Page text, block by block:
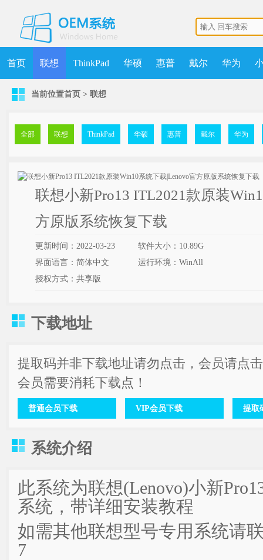
首页 联想 ThinkPad 华硕 惠普 戴尔 华为
机械师 MSDN 清华同方
当前位置首页 > 联想
全部 联想 ThinkPad 华硕 惠普 戴尔 华为
联想小新Pro13 ITL2021款原装
方原版系统恢复下载
更新时间：2022-03-23
软件大小：10.89G
界面语言：简体中文
运行环境：WinAll
授权方式：共享版
下载地址
提取码并非下载地址请勿点击，会员请点
会员需要消耗下载点！
普通会员下载 VIP会员下载 提取
系统介绍
此系统为联想(Lenovo)小新
系统，带详细安装教程
如需其他联想型号专用系统请
7